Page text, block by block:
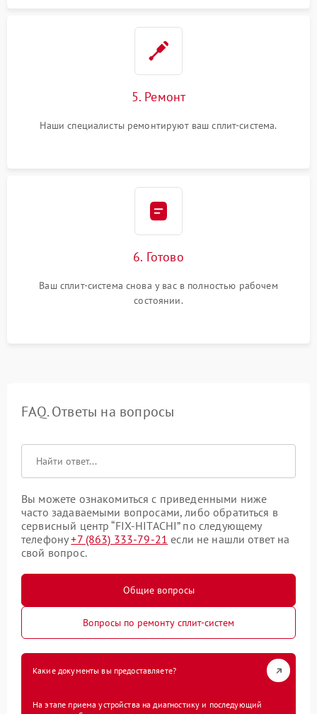
5. Ремонт
Наши специалисты ремонтируют ваш сплит-система.
6. Готово
Ваш сплит-система снова у вас в полностью рабочем
состоянии.
FAQ. Ответы на вопросы
Вы можете ознакомиться с приведенными ниже
часто задаваемыми вопросами, либо обратиться в
сервисный центр “FIX-HITACHI” по следующему
телефону+7 (863) 333-79-21 если не нашли ответ на
свой вопрос.
Общие вопросы
Вопросы по ремонту сплит-систем
Какие документы вы предоставляете?
На этапе приема устройства на диагностику и последующий